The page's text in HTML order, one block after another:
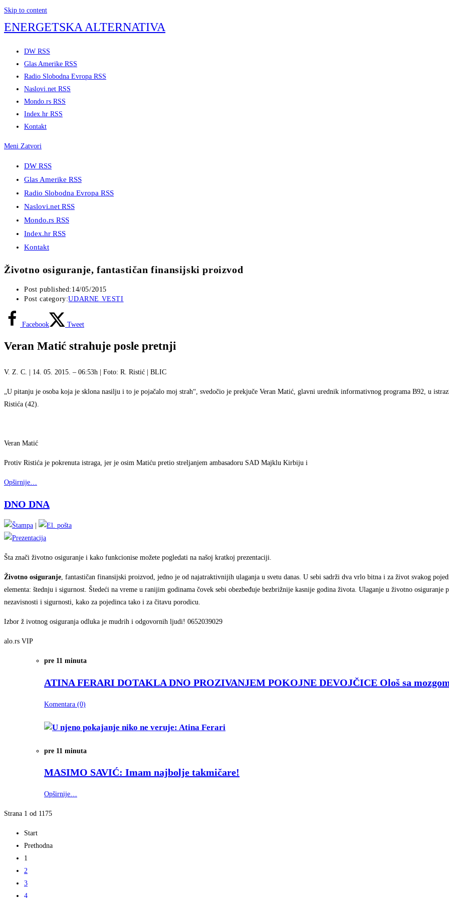
Skip to content
ENERGETSKA ALTERNATIVA
DW RSS
Glas Amerike RSS
Radio Slobodna Evropa RSS
Naslovi.net RSS
Mondo.rs RSS
Index.hr RSS
Kontakt
Meni Zatvori
DW RSS
Glas Amerike RSS
Radio Slobodna Evropa RSS
Naslovi.net RSS
Mondo.rs RSS
Index.hr RSS
Kontakt
Životno osiguranje, fantastičan finansijski proizvod
Post published: 14/05/2015
Post category:UDARNE VESTI
Facebook Tweet
Veran Matić strahuje posle pretnji
V. Z. C. | 14. 05. 2015. – 06:53h | Foto: R. Ristić | BLIC
„U pitanju je osoba koja je sklona nasilju i to je pojačalo moj strah“, svedočio je prekjuče Veran Matić, glavni urednik informativnog programa B92, u
Ristića (42).
Veran Matić
Protiv Ristića je pokrenuta istraga, jer je osim Matiću pretio streljanjem ambasadoru SAD Majklu Kirbiju i
Opširnije…
DNO DNA
Šta znači životno osiguranje i kako funkcionise možete pogledati na našoj kratkoj prezentaciji.
Životno osiguranje, fantastičan finansijski proizvod, jedno je od najatraktivnijih ulaganja u svetu danas. U sebi sadrži dva vrlo bitna i za život svakog
elementa: štednju i sigurnost. Štedeći na vreme u ranijim godinama čovek sebi obezbeđuje bezbrižnije kasnije godina života. Ulaganje u životno osiguranje
nezavisnosti i sigurnosti, kako za pojedinca tako i za čitavu porodicu.
Izbor ž ivotnog osiguranja odluka je mudrih i odgovornih ljudi! 0652039029
alo.rs VIP
pre 11 minuta
ATINA FERARI DOTAKLA DNO PROZIVANJEM POKOJNE DEVOJČICE Ološ sa
Komentara (0)
pre 11 minuta
MASIMO SAVIĆ: Imam najbolje takmičare!
Opširnije…
Strana 1 od 1175
Start
Prethodna
1
2
3
4